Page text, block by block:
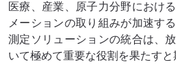
医療、産業、原子力分野におけ
メーションの取り組みが加速す
測定ソリューションの統合は、
いて極めて重要な役割を果たすと